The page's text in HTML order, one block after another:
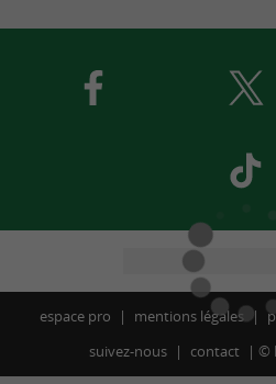
espace pro mentions légales
suivez-nous
contact ©